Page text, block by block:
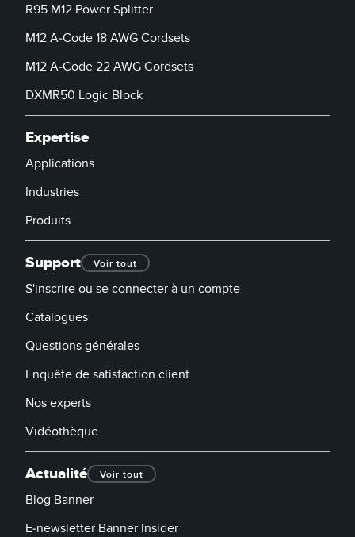
R95 M12 Power Splitter
M12 A-Code 18 AWG Cordsets
M12 A-Code 22 AWG Cordsets
DXMR50 Logic Block
Expertise
Applications
Industries
Produits
Support Voir tout
S'inscrire ou se connecter à un compte
Catalogues
Questions générales
Enquête de satisfaction client
Nos experts
Vidéothèque
Actualité Voir tout
Blog Banner
E-newsletter Banner Insider